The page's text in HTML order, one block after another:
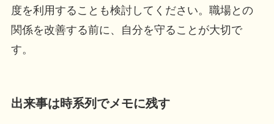
度を利用することも検討してください。職場との
関係を改善する前に、自分を守ることが大切で
す。
出来事は時系列でメモに残す